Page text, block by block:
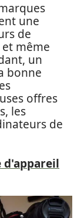
une
de
même
un
bonne
offres
les
de
d'appareil